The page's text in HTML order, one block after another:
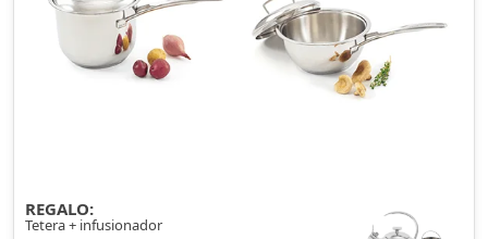
REGALO:
Tetera + infusionador